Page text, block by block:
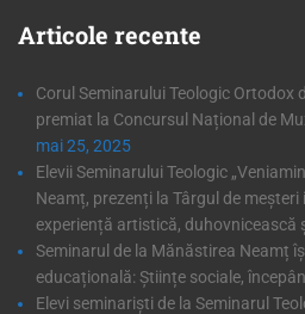
Articole recente
Corul Seminarului Teologic Ortodox
premiat la Concursul Național de
mai 25, 2025
Elevii Seminarului Teologic
Neamț, prezenți la Târgul de
experiență artistică, duhovnicească
Seminarul de la Mănăstirea Neamț
educațională: Științe sociale,
Elevi seminariști de la Seminarul